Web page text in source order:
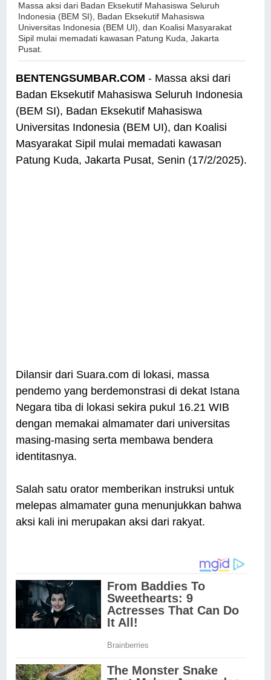
Massa aksi dari Badan Eksekutif Mahasiswa Seluruh
Indonesia (BEM SI), Badan Eksekutif Mahasiswa
Universitas Indonesia (BEM UI), dan Koalisi Masyarakat
Sipil mulai memadati kawasan Patung Kuda, Jakarta
Pusat.
BENTENGSUMBAR.COM - Massa aksi dari
Badan Eksekutif Mahasiswa Seluruh Indonesia
(BEM SI), Badan Eksekutif Mahasiswa
Universitas Indonesia (BEM UI), dan Koalisi
Masyarakat Sipil mulai memadati kawasan
Patung Kuda, Jakarta Pusat, Senin (17/2/2025).
Dilansir dari Suara.com di lokasi, massa
pendemo yang berdemonstrasi di dekat Istana
Negara tiba di lokasi sekira pukul 16.21 WIB
dengan memakai almamater dari universitas
masing-masing serta membawa bendera
identitasnya.
Salah satu orator memberikan instruksi untuk
melepas almamater guna menunjukkan bahwa
aksi kali ini merupakan aksi dari rakyat.